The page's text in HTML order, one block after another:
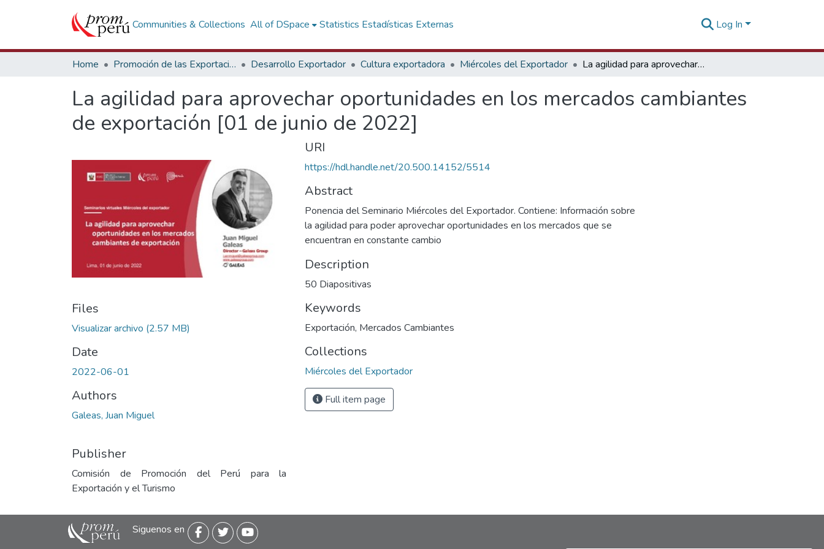
Communities & Collections All of DSpace Statistics Estadísticas Externas Log In
Home Promoción de las Exportaciones Desarrollo Exportador Cultura exportadora Miércoles del Exportador La agilidad para aprovechar oportunidades en los mercados cambiantes de exportación [01 de junio de 2022]
La agilidad para aprovechar oportunidades en los mercados cambiantes
de exportación [01 de junio de 2022]
Files
Visualizar archivo (2.57 MB)
Date
2022-06-01
Authors
Galeas, Juan Miguel
Publisher
Comisión de Promoción del Perú para la
Exportación y el Turismo
URI
https://hdl.handle.net/20.500.14152/5514
Abstract
Ponencia del Seminario Miércoles del Exportador. Contiene: Información sobre
la agilidad para poder aprovechar oportunidades en los mercados que se
encuentran en constante cambio
Description
50 Diapositivas
Keywords
Exportación, Mercados Cambiantes
Collections
Miércoles del Exportador
Full item page
Siguenos en